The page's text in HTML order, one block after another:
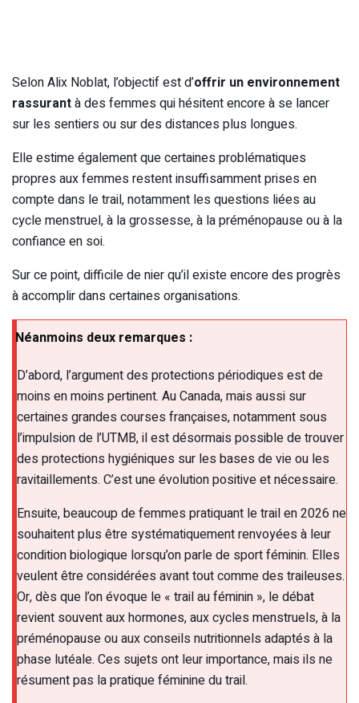
Selon Alix Noblat, l’objectif est d’offrir un environnement
rassurantà des femmes qui hésitent encore à se lancer
sur les sentiers ou sur des distances plus longues.
Elle estime également que certaines problématiques
propres aux femmes restent insuffisamment prises en
compte dans le trail, notamment les questions liées au
cycle menstruel, à la grossesse, à la préménopause ou à la
confiance en soi.
Sur ce point, difficile de nier qu’il existe encore des progrès
à accomplir dans certaines organisations.
Néanmoins deux remarques :
D’abord, l’argument des protections périodiques est de
moins en moins pertinent. Au Canada, mais aussi sur
certaines grandes courses françaises, notamment sous
l’impulsion de l’UTMB, il est désormais possible de trouver
des protections hygiéniques sur les bases de vie ou les
ravitaillements. C’est une évolution positive et nécessaire.
Ensuite, beaucoup de femmes pratiquant le trail en 2026 ne
souhaitent plus être systématiquement renvoyées à leur
condition biologique lorsqu’on parle de sport féminin. Elles
veulent être considérées avant tout comme des traileuses.
Or, dès que l’on évoque le « trail au féminin », le débat
revient souvent aux hormones, aux cycles menstruels, à la
préménopause ou aux conseils nutritionnels adaptés à la
phase lutéale. Ces sujets ont leur importance, mais ils ne
résument pas la pratique féminine du trail.